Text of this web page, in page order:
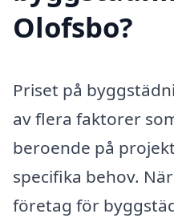
Olofsbo?
Priset på
av flera faktorer
beroende på
specifika behov.
företag för